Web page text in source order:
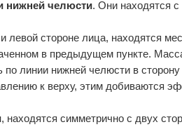
нижней челюсти. Они находятся
левой стороне лица, находятся
в предыдущем пункте.
линии нижней челюсти в
к верху, этим добиваются
, находятся симметрично с двух